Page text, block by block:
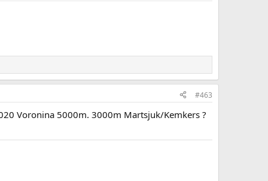
#463
Voronina 5000m. 3000m Martsjuk/Kemkers ?